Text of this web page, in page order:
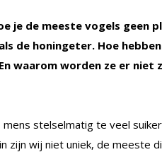
je de meeste vogels geen
de honingeter. Hoe
waarom worden ze er niet
mens stelselmatig te veel
zijn wij niet uniek, de meeste